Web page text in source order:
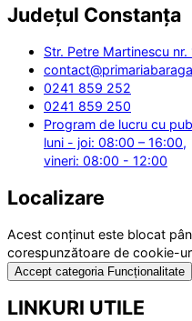
Județul Constanța
Str. Petre Martinescu
0241 859 252
0241 859 250
Program de lucru cu
luni - joi: 08:00 – 16:00,
vineri: 08:00 - 12:00
Localizare
Acest conținut este blocat
corespunzătoare de cookie-
Accept categoria Funcționalitate
LINKURI UTILE